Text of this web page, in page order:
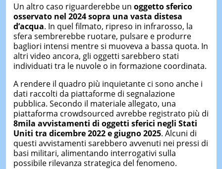
Un altro caso riguarderebbe un oggetto sferico
osservato nel 2024 sopra una vasta distesa
d’acqua. In quel filmato, ripreso in infrarosso, la
sfera sembrerebbe ruotare, pulsare e produrre
bagliori intensi mentre si muoveva a bassa quota. In
altri video ancora, gli oggetti sarebbero stati
individuati tra le nuvole o in formazione coordinata.
A rendere il quadro più inquietante ci sono anche i
dati raccolti da piattaforme di segnalazione
pubblica. Secondo il materiale allegato, una
piattaforma crowdsourced avrebbe registrato più di
8mila avvistamenti di oggetti sferici negli Stati
Uniti tra dicembre 2022 e giugno 2025. Alcuni di
questi avvistamenti sarebbero avvenuti nei pressi di
basi militari, alimentando interrogativi sulla
possibile rilevanza strategica del fenomeno.